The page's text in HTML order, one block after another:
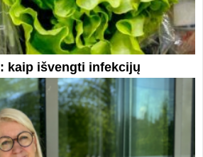
kaip išvengti infekcijų